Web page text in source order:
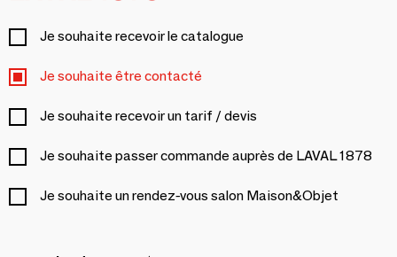
Je souhaite recevoir le catalogue
Je souhaite être contacté
Je souhaite recevoir un tarif / devis
Je souhaite passer commande auprès de LAVAL 1878
Je souhaite un rendez-vous salon Maison&Objet